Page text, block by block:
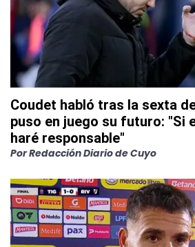
Coudet habló tras la sexta
puso en juego su futuro: "Si
haré responsable"
PorRedacción Diario de Cuyo